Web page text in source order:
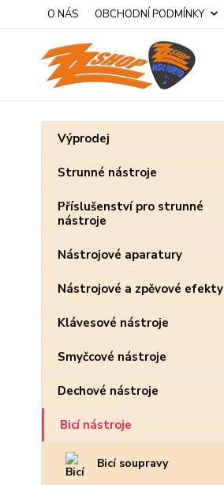
O NÁS OBCHODNÍ PODMÍNKY
Výprodej
Strunné nástroje
Příslušenství pro strunné
nástroje
Nástrojové aparatury
Nástrojové a zpěvové efekty
Klávesové nástroje
Smyčcové nástroje
Dechové nástroje
Bicí nástroje
Bicí soupravy